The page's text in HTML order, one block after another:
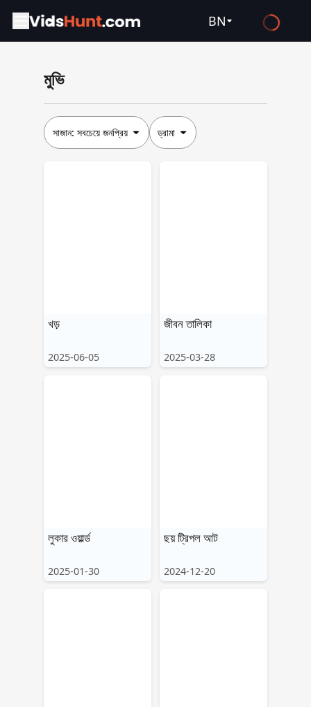
BN
Français
Deutsch
Tiếng Việt
Bahasa Melayu
মুভি
সাজান: সবচেয়ে জনপ্রিয় ড্রামা
খড়
2025-06-05
জীবন তালিকা
2025-03-28
লুকার ওয়ার্ল্ড
2025-01-30
ছয় ট্রিপল আট
2024-12-20